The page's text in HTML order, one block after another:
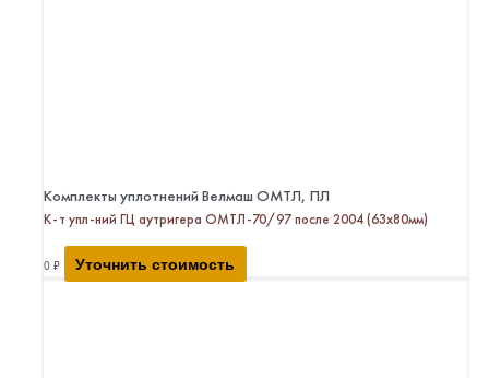
Комплекты уплотнений Велмаш ОМТЛ, ПЛ
К-т упл-ний ГЦ аутригера ОМТЛ-70/97 после 2004 (63х80мм)
0 ₽ Уточнить стоимость